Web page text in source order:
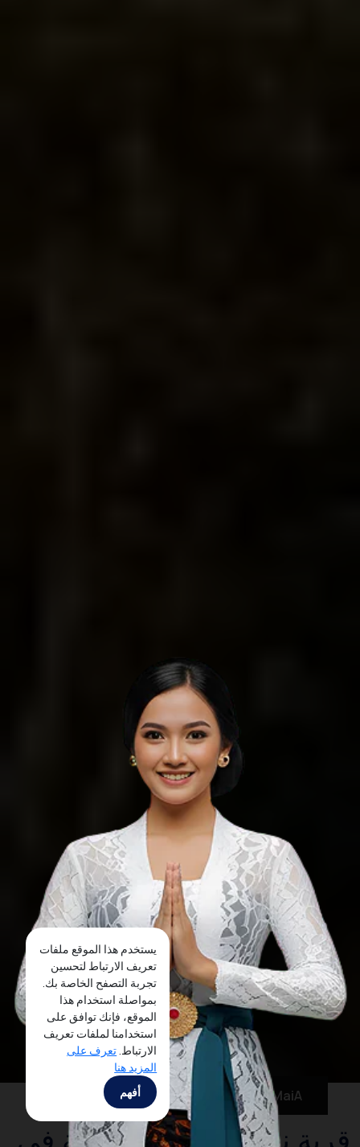
MaiA
يستخدم هذا الموقع ملفات
تعريف الارتباط لتحسين
تجربة التصفح الخاصة بك.
بمواصلة استخدام هذا
الموقع، فإنك توافق على
استخدامنا لملفات تعريف
الارتباط.تعرف على
المزيد هنا
أفهم
قرية نجلانغيران السياحية في